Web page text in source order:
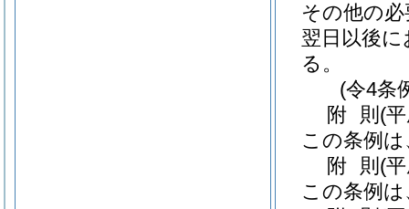
その他の
翌日以後
る。
(令4条
附 則 (
この条例
附 則 (
この条例